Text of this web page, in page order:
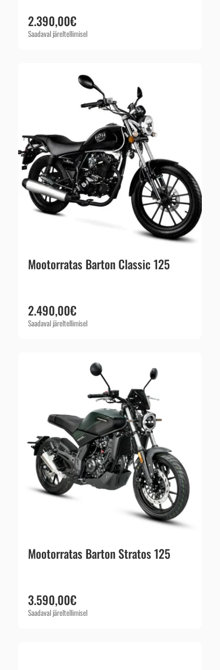
2.390,00€
Saadaval järeltellimisel
Mootorratas Barton Classic 125
2.490,00€
Saadaval järeltellimisel
Mootorratas Barton Stratos 125
3.590,00€
Saadaval järeltellimisel